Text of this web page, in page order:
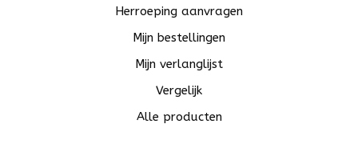
Herroeping aanvragen
Mijn bestellingen
Mijn verlanglijst
Vergelijk
Alle producten